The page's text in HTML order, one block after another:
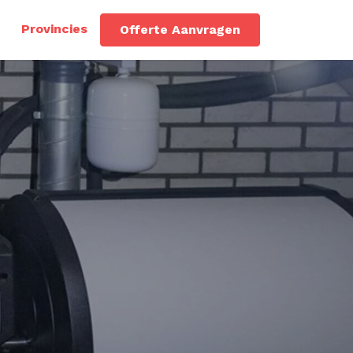
Provincies Offerte Aanvragen